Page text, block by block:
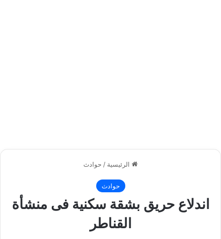
الرئيسية / حوادث
حوادث
اندلاع حريق بشقة سكنية فى منشأة
القناطر